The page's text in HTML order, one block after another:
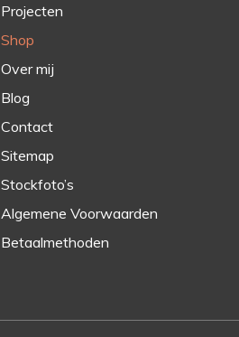
Projecten
Shop
Over mij
Blog
Contact
Sitemap
Stockfoto’s
Algemene Voorwaarden
Betaalmethoden